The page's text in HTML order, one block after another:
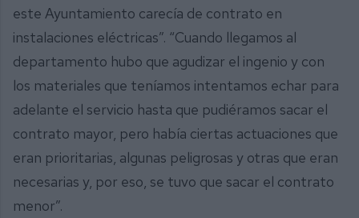
este Ayuntamiento carecía de contrato en
instalaciones eléctricas”. “Cuando llegamos al
departamento hubo que agudizar el ingenio y con
los materiales que teníamos intentamos echar para
adelante el servicio hasta que pudiéramos sacar el
contrato mayor, pero había ciertas actuaciones que
eran prioritarias, algunas peligrosas y otras que eran
necesarias y, por eso, se tuvo que sacar el contrato
menor”.